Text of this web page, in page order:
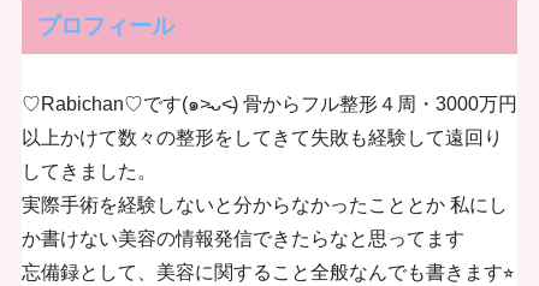
プロフィール
♡Rabichan♡です(๑˃̵ᴗ˂̵) 骨からフル整形４周・3000万円
以上かけて数々の整形をしてきて失敗も経験して遠回り
してきました。
実際手術を経験しないと分からなかったこととか 私にし
か書けない美容の情報発信できたらなと思ってます
忘備録として、美容に関すること全般なんでも書きます⭐︎